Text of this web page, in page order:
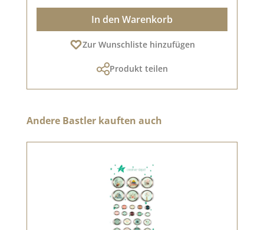
In den Warenkorb
Zur Wunschliste hinzufügen
Produkt teilen
Produktgalerie überspringen
Andere Bastler kauften auch